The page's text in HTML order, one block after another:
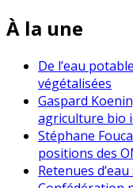
À la une
De l’eau
végétalisées
Gaspard
agriculture bio
Stéphane
positions des
Retenues